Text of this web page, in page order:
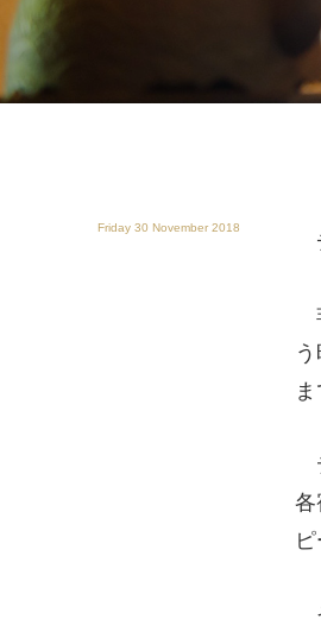
Friday 30 November 2018
各